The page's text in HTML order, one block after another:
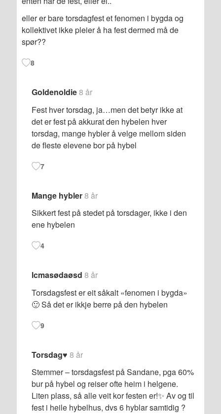
eller er bare torsdagfest et fenomen i bygda og
kollektivet ikke pleier å ha fest dermed må de
spør??
8
Goldenoldie8 år
Fest hver torsdag, ja…men det betyr ikke at
det er fest på akkurat den hybelen hver
torsdag, mange hybler å velge mellom siden
de fleste elevene bor på hybel
7
Mange hybler8 år
Sikkert fest på stedet på torsdager, ikke i den
ene hybelen
4
lcmasødaøsd 8 år
Torsdagsfest er eit såkalt «fenomen i bygda»
🙂 Så det er ikkje berre på den hybelen
9
Torsdag♥️ 8 år
Stemmer – torsdagsfest på Sandane, pga 60%
bur på hybel og reiser ofte heim i helgene.
Liten plass, så alle veit kor festen er!✨ Av og til
fest i heile hybelhus, dvs 6 hyblar samtidig ?